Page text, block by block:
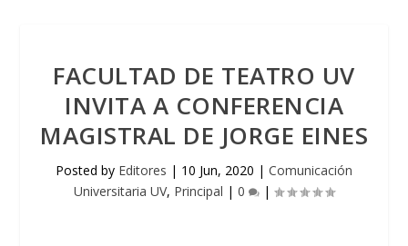
FACULTAD DE TEATRO UV
INVITA A CONFERENCIA
MAGISTRAL DE JORGE EINES
Posted by Editores | 10 Jun, 2020 | Comunicación
Universitaria UV, Principal | 0 |